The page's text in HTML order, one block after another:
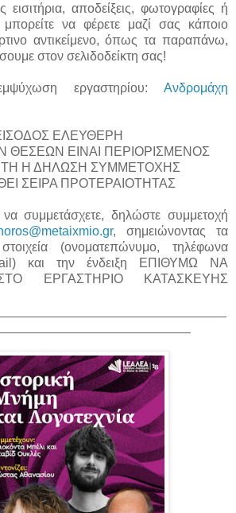
εισιτήρια, αποδείξεις, φωτογραφίες ή
μπορείτε να φέρετε μαζί σας κάποιο
αντικείμενο, όπως τα παραπάνω,
στον σελιδοδείκτη σας!
εργαστηρίου: Ανδρομάχη
ΕΛΕΥΘΕΡΗ
ΘΕΣΕΩΝ ΕΙΝΑΙ ΠΕΡΙΟΡΙΣΜΕΝΟΣ
Η ΔΗΛΩΣΗ ΣΥΜΜΕΤΟΧΗΣ
ΣΕΙΡΑ ΠΡΟΤΕΡΑΙΟΤΗΤΑΣ
να συμμετάσχετε, δηλώστε συμμετοχή
, σημειώνοντας τα
(ονοματεπώνυμο, τηλέφωνα
και την ένδειξη ΕΠΙΘΥΜΩ ΝΑ
ΕΡΓΑΣΤΗΡΙΟ ΚΑΤΑΣΚΕΥΗΣ